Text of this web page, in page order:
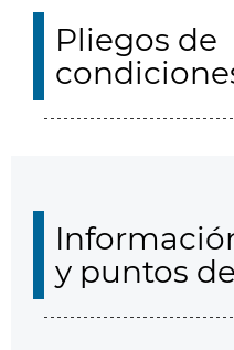
Pliegos de
y puntos